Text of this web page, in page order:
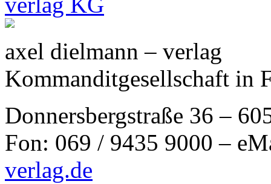
axel dielmann – verlag
Kommanditgesellschaft in
Donnersbergstraße 36 –
Fon: 069 / 9435 9000 –
verlag.de